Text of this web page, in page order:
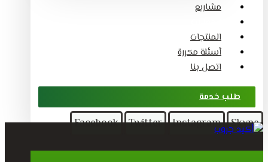
مشاريع
المنتجات
أسئلة مكررة
اتصل بنا
طلب خدمة
Facebook Twitter Instagram Skype